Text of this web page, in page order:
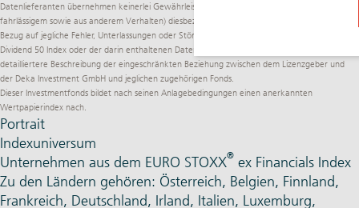
Datenlieferanten übernehmen keinerlei Gewährleistung und schließen jegliche Haftung (aus
fahrlässigem sowie aus anderem Verhalten) diesbezüglich generell aus und im speziellen in
Bezug auf jegliche Fehler, Unterlassungen oder Störungen des EURO iSTOXX ex Financials High
Dividend 50 Index oder der darin enthaltenen Daten. Der Verkaufsprospekt enthält eine
detailliertere Beschreibung der eingeschränkten Beziehung zwischen dem Lizenzgeber und
der Deka Investment GmbH und jeglichen zugehörigen Fonds.
Dieser Investmentfonds bildet nach seinen Anlagebedingungen einen anerkannten
Wertpapierindex nach.
Portrait
Indexuniversum
Unternehmen aus dem EURO STOXX® ex Financials Index
Zu den Ländern gehören: Österreich, Belgien, Finnland,
Frankreich, Deutschland, Irland, Italien, Luxemburg,